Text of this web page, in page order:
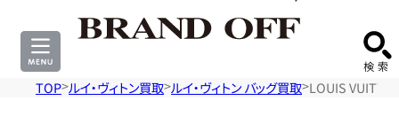
0120604117
TOP ルイ・ヴィトン買取 ルイ・ヴィトン バッグ買取 LOUIS